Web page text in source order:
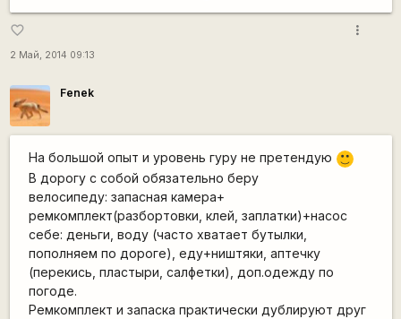
favorite_border
2 Май, 2014 09:13
more_vert
Fenek
На большой опыт и уровень гуру не претендую
:)
В дорогу с собой обязательно беру
велосипеду: запасная камера+
ремкомплект(разбортовки, клей, заплатки)+насос
себе: деньги, воду (часто хватает бутылки,
пополняем по дороге), еду+ништяки, аптечку
(перекись, пластыри, салфетки), доп.одежду по
погоде.
Ремкомплект и запаска практически дублируют друг